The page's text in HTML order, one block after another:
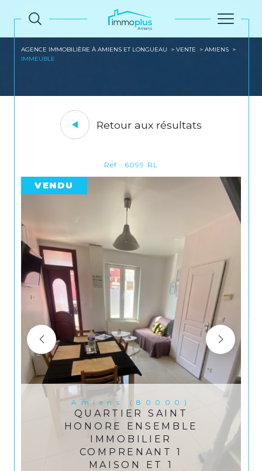
AGENCE IMMOBILIÈRE À AMIENS ET LONGUEAU VENTE
AMIENS
IMMEUBLE
Retour aux résultats
Réf : 6099 RL
VENDU
Amiens (80000)
QUARTIER SAINT
HONORE ENSEMBLE
IMMOBILIER
COMPRENANT 1
MAISON ET 1